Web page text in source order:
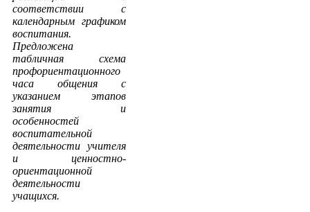
соответствии с
календарным графиком
воспитания.
Предложена
табличная схема
профориентационного
часа общения с
указанием этапов
занятия и
особенностей
воспитательной
деятельности учителя
и ценностно-
ориентационной
деятельности
учащихся.